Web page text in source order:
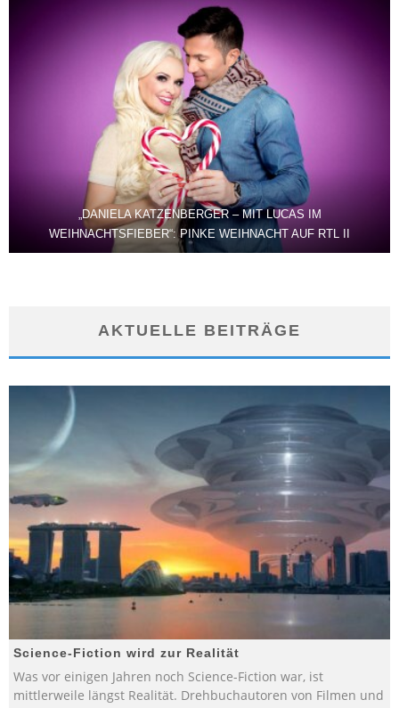
„DANIELA KATZENBERGER – MIT LUCAS IM
WEIHNACHTSFIEBER“: PINKE WEIHNACHT AUF RTL II
AKTUELLE BEITRÄGE
Science-Fiction wird zur Realität
Was vor einigen Jahren noch Science-Fiction war, ist
mittlerweile längst Realität. Drehbuchautoren von Filmen und